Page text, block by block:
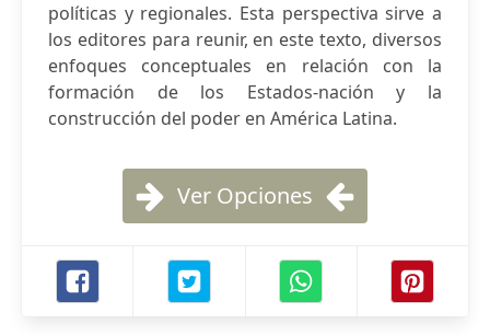
políticas y regionales. Esta perspectiva sirve a
los editores para reunir, en este texto, diversos
enfoques conceptuales en relación con la
formación de los Estados-nación y la
construcción del poder en América Latina.
Ver Opciones